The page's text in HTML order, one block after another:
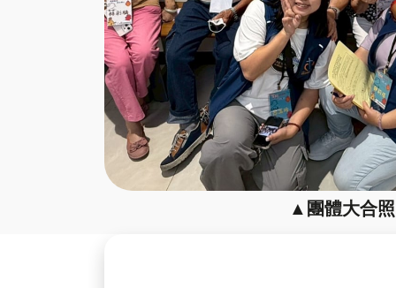
▲團體大合照